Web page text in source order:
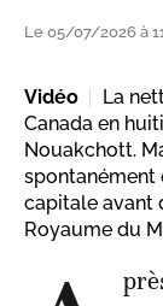
Le 05/07/2026 à
Vidéo
La
Canada en
Nouakchott.
spontanément
capitale avant
Royaume du